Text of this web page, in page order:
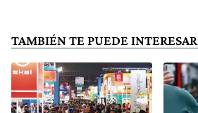
TAMBIÉN TE PUEDE INTERESAR